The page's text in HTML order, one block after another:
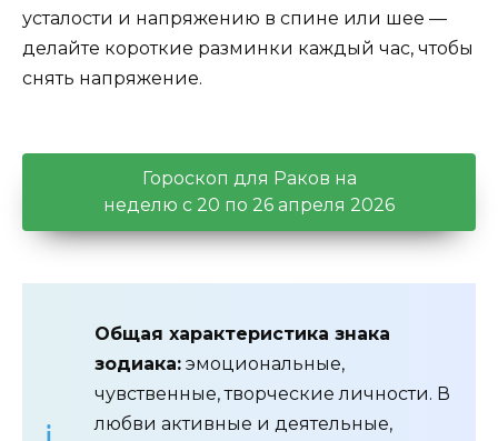
усталости и напряжению в спине или шее —
делайте короткие разминки каждый час, чтобы
снять напряжение.
Гороскоп для Раков на
неделю с 20 по 26 апреля 2026
Общая характеристика знака
зодиака: эмоциональные,
чувственные, творческие личности. В
любви активные и деятельные,